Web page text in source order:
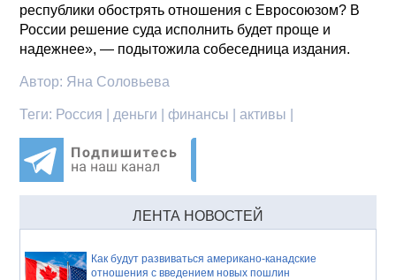
республики обострять отношения с Евросоюзом? В
России решение суда исполнить будет проще и
надежнее», — подытожила собеседница издания.
Автор: Яна Соловьева
Теги: Россия | деньги | финансы | активы |
ЛЕНТА НОВОСТЕЙ
Как будут развиваться американо-канадские
отношения с введением новых пошлин